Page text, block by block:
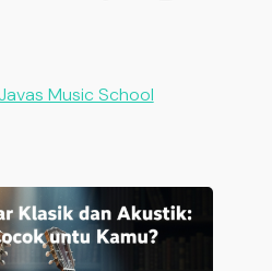
Music School